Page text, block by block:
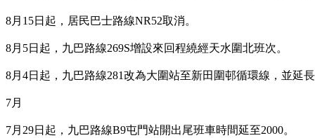
8月15日起，居民巴士路線NR52取消。
8月5日起，九巴路線269S增設來回程繞經天水圍北班次。
8月4日起，九巴路線281改為大圍站至新田圍邨循環線，並延
7月
7月29日起，九巴路線B9屯門站開出尾班車時間延至2000。